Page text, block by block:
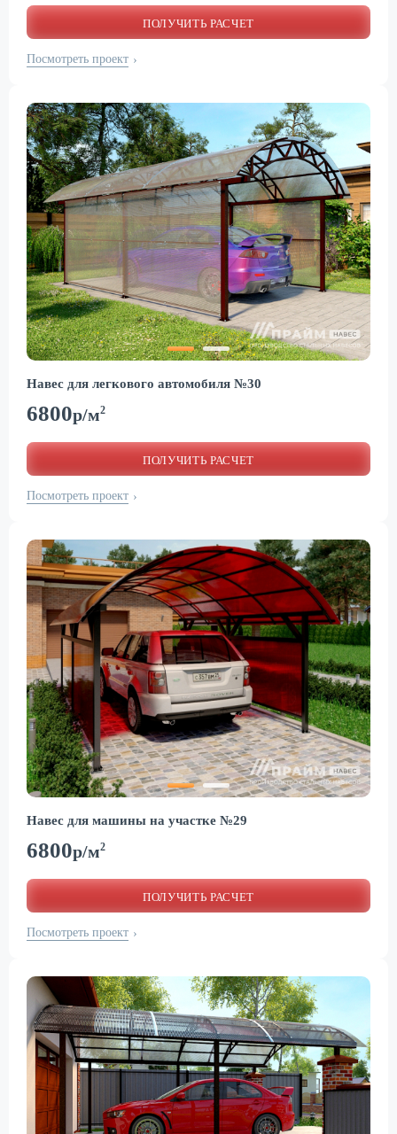
ПОЛУЧИТЬ РАСЧЕТ
Посмотреть проект ›
Навес для легкового автомобиля №30
6800р/м2
ПОЛУЧИТЬ РАСЧЕТ
Посмотреть проект ›
Навес для машины на участке №29
6800р/м2
ПОЛУЧИТЬ РАСЧЕТ
Посмотреть проект ›